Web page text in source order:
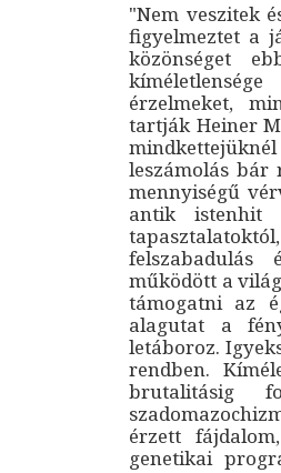
"Nem veszitek
figyelmeztet a
közönséget
érzelmeket,
tartják Heiner
leszámolás bár
mennyiségű
antik istenhit
felszabadulás
működött a
támogatni az
alagutat a
letáboroz.
rendben.
brutalitásig
érzett
genetikai